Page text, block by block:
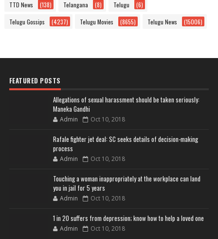
TTD News (138) Telangana (8) Telugu (6)
Telugu Gossips (4237) Telugu Movies (8655) Telugu News (15006)
FEATURED POSTS
Allegations of sexual harassment should be taken seriously:
Maneka Gandhi
Admin Oct 10, 2018
Rafale fighter jet deal: SC seeks details of decision-making
process
Admin Oct 10, 2018
Touching a woman inappropriately at the workplace can land
you in jail for 5 years
Admin Oct 10, 2018
1 in 20 suffers from depression; know how to help a loved one
Admin Oct 10, 2018